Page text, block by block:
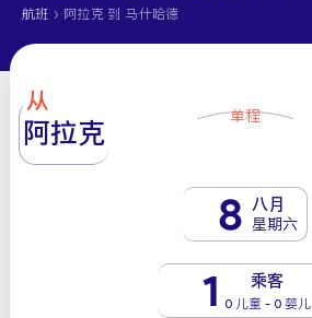
航班 › 阿拉克 到 马什哈德
从
阿拉克 单程
8 八月
星期六
1 乘客
0 儿童 - 0 婴儿